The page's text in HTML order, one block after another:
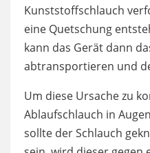
Kunststoffschlauch
eine Quetschung
kann das Gerät dann
abtransportieren und
Um diese Ursache zu
Ablaufschlauch in
sollte der Schlauch